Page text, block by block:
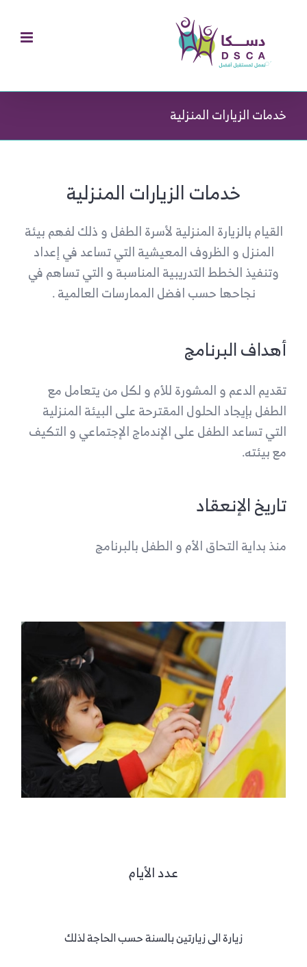
content
خدمات الزيارات المنزلية
خدمات الزيارات المنزلية
القيام بالزيارة المنزلية لأسرة الطفل و ذلك لفهم بيئة
المنزل و الظروف المعيشية التي تساعد في إعداد
وتنفيذ الخطط التدريبية المناسبة و التي تساهم في
نجاحها حسب افضل الممارسات العالمية .
أهداف البرنامج
تقديم الدعم و المشورة للأم و لكل من يتعامل مع
الطفل بإيجاد الحلول المقترحة على البيئة المنزلية
التي تساعد الطفل على الإندماج الإجتماعي و التكيف
مع بيئته.
تاريخ الإنعقاد
منذ بداية التحاق الأم و الطفل بالبرنامج
عدد الأيام
زيارة الى زيارتين بالسنة حسب الحاجة لذلك